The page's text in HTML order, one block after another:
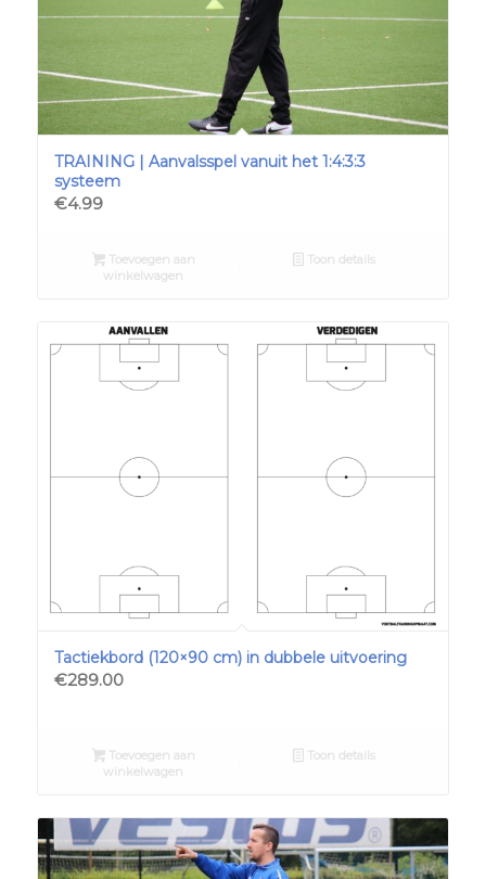
TRAINING | Aanvalsspel vanuit het 1:4:3:3
systeem
€4.99
Toevoegen aan
winkelwagen
Toon details
Tactiekbord (120×90 cm) in dubbele uitvoering
€289.00
Toevoegen aan
winkelwagen
Toon details